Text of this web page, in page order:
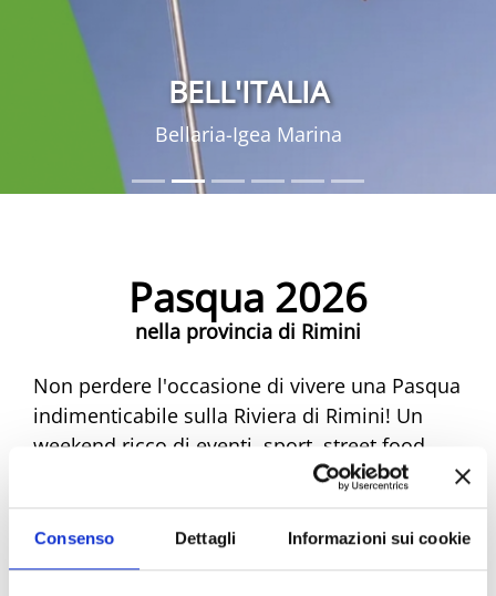
Consenso Dettagli Informazioni sui cookie
BELL'ITALIA
Bellaria-Igea Marina
Pasqua 2026
nella provincia di Rimini
Non perdere l'occasione di vivere una Pasqua
indimenticabile sulla Riviera di Rimini! Un
weekend ricco di eventi, sport, street food,
musica e mercatini ti aspetta. Scopri tutte le
proposte e preparati a vivere emozioni
uniche. Prenota ora la tua Pasqua da sogno!